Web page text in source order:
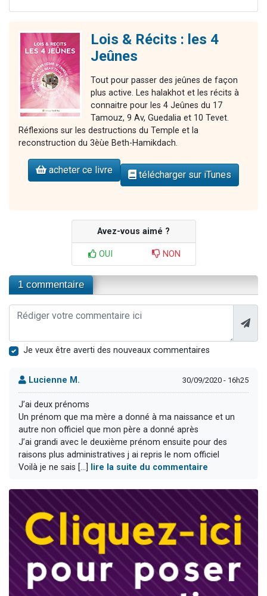
Lois & Récits : les 4
Jeûnes
Tout pour passer des jeûnes de façon
plus active. Les halakhot et les récits à
connaitre pour les 4 Jeûnes du 17
Tamouz, 9 Av, Guedalia et 10 Tevet.
Réflexions sur les destructions du Temple et la
reconstruction du 3èùe Beth-Hamikdach.
acheter ce livre télécharger sur iTunes
Avez-vous aimé ?
OUI NON
1 commentaire
Je veux être averti des nouveaux commentaires
Lucienne M. 30/09/2020 - 16h25
J’ai deux prénoms
Un prénom que ma mère a donné à ma naissance et un
autre non officiel que mon père a donné après
J’ai grandi avec le deuxième prénom ensuite pour des
raisons plus administratives j ai repris le nom officiel
Voilà je ne sais [...]
lire la suite du commentaire